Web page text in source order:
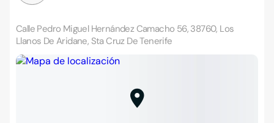
Calle Pedro Miguel Hernández Camacho 56, 38760, Los
Llanos De Aridane, Sta Cruz De Tenerife